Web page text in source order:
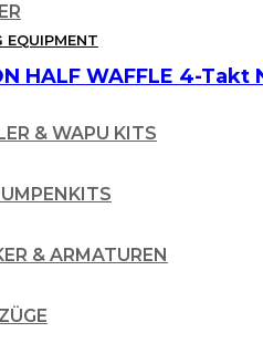
& WAPU KITS
& ARMATUREN
EQUIPMENT
HALF WAFFLE 4-Takt